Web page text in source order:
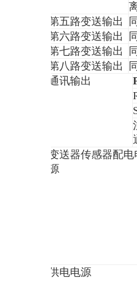
第五路变送输出
第六路变送输出
第七路变送输出
第八路变送输出
通讯输出
变送器传感器配电
源
供电电源